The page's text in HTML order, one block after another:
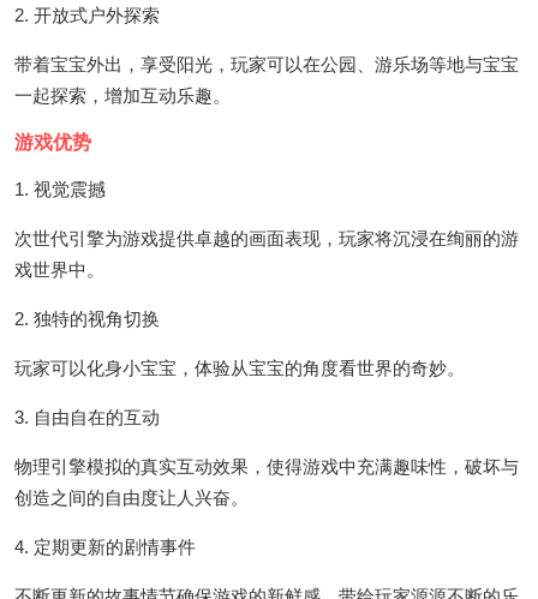
2. 开放式户外探索
带着宝宝外出，享受阳光，玩家可以在公园、游乐场等地与宝宝
一起探索，增加互动乐趣。
游戏优势
1. 视觉震撼
次世代引擎为游戏提供卓越的画面表现，玩家将沉浸在绚丽的游
戏世界中。
2. 独特的视角切换
玩家可以化身小宝宝，体验从宝宝的角度看世界的奇妙。
3. 自由自在的互动
物理引擎模拟的真实互动效果，使得游戏中充满趣味性，破坏与
创造之间的自由度让人兴奋。
4. 定期更新的剧情事件